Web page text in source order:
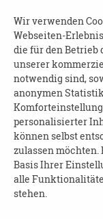
bei:
AWO
Angehörige
Herzberger Str.
Telefon: 0351-
... oder über
Wir verwenden
Webseiten-
die für den Betrieb
unserer
notwendig sind,
anonymen
personalisierter
können selbst
zulassen möchten.
Basis Ihrer
alle
stehen.